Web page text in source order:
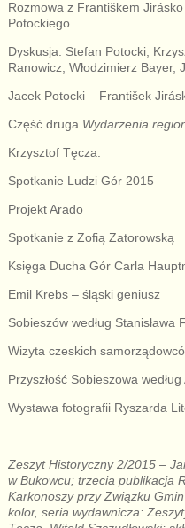
Rozmowa z Františkem
Potockiego
Dyskusja: Stefan Potocki,
Ranowicz, Włodzimierz Bayer,
Jacek Potocki – František
Część druga Wydarzenia
Krzysztof Tęcza:
Spotkanie Ludzi Gór 2015
Projekt Arado
Spotkanie z Zofią Zatorowską
Księga Ducha Gór Carla
Emil Krebs – śląski geniusz
Sobieszów według Stanisława
Wizyta czeskich
Przyszłość Sobieszowa
Wystawa fotografii Ryszarda
Zeszyt Historyczny 2/2015 –
w Bukowcu; trzecia publikacja
Karkonoszy przy Związku
kolor, seria wydawnicza: